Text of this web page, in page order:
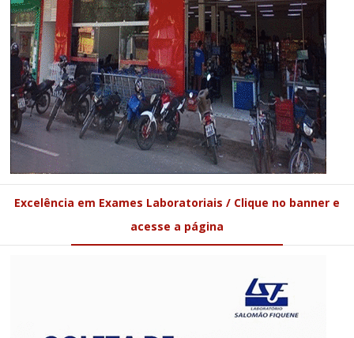
Excelência em Exames Laboratoriais / Clique no banner e
acesse a página